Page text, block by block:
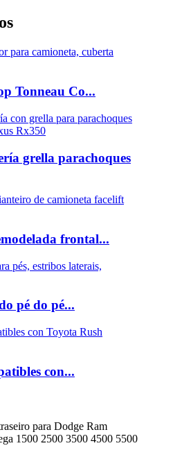
Tonneau Co...
grella parachoques
frontal...
pé do pé...
con...